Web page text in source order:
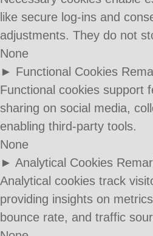
like secure log-ins and
adjustments. They do not
None
► Functional Cookies
Functional cookies support
sharing on social media,
enabling third-party tools.
None
► Analytical Cookies
Analytical cookies track
providing insights on
bounce rate, and traffic